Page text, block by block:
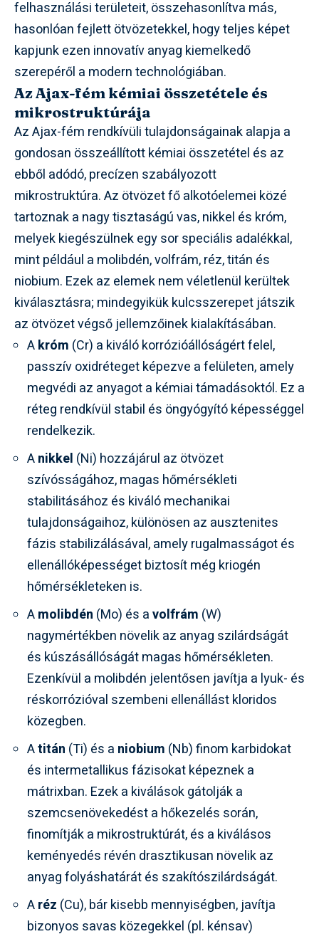
felhasználási területeit, összehasonlítva más,
hasonlóan fejlett ötvözetekkel, hogy teljes képet
kapjunk ezen innovatív anyag kiemelkedő
szerepéről a modern technológiában.
Az Ajax-fém kémiai összetétele és
mikrostruktúrája
Az Ajax-fém rendkívüli tulajdonságainak alapja a
gondosan összeállított kémiai összetétel és az
ebből adódó, precízen szabályozott
mikrostruktúra. Az ötvözet fő alkotóelemei közé
tartoznak a nagy tisztaságú vas, nikkel és króm,
melyek kiegészülnek egy sor speciális adalékkal,
mint például a molibdén, volfrám, réz, titán és
niobium. Ezek az elemek nem véletlenül kerültek
kiválasztásra; mindegyikük kulcsszerepet játszik
az ötvözet végső jellemzőinek kialakításában.
Akróm (Cr) a kiváló korrózióállóságért felel,
passzív oxidréteget képezve a felületen, amely
megvédi az anyagot a kémiai támadásoktól. Ez a
réteg rendkívül stabil és öngyógyító képességgel
rendelkezik.
Anikkel (Ni) hozzájárul az ötvözet
szívósságához, magas hőmérsékleti
stabilitásához és kiváló mechanikai
tulajdonságaihoz, különösen az ausztenites
fázis stabilizálásával, amely rugalmasságot és
ellenállóképességet biztosít még kriogén
hőmérsékleteken is.
Amolibdén (Mo) és avolfrám (W)
nagymértékben növelik az anyag szilárdságát
és kúszásállóságát magas hőmérsékleten.
Ezenkívül a molibdén jelentősen javítja a lyuk- és
réskorrózióval szembeni ellenállást kloridos
közegben.
Atitán (Ti) és a niobium (Nb) finom karbidokat
és intermetallikus fázisokat képeznek a
mátrixban. Ezek a kiválások gátolják a
szemcsenövekedést a hőkezelés során,
finomítják a mikrostruktúrát, és a kiválásos
keményedés révén drasztikusan növelik az
anyag folyáshatárát és szakítószilárdságát.
Aréz (Cu), bár kisebb mennyiségben, javítja
bizonyos savas közegekkel (pl. kénsav)